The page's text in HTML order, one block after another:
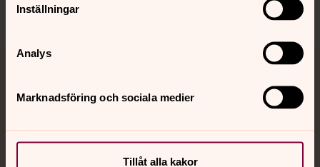
Inställningar
Analys
Marknadsföring och sociala medier
Tillåt alla kakor
Akut samtals- och krisstöd. Prata eller chatta anonymt
med en präst på kvällar och nätter.